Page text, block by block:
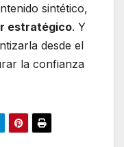
sintético,
estratégico. Y
desde el
la confianza